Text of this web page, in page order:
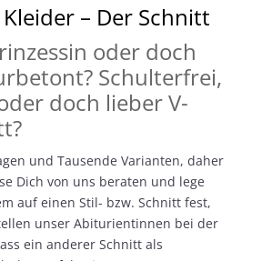
– Der Schnitt
oder doch
Schulterfrei,
doch lieber V-
und Tausende Varianten, daher
Dich von uns beraten und lege
auf einen Stil- bzw. Schnitt fest,
unser Abiturientinnen bei der
ein anderer Schnitt als